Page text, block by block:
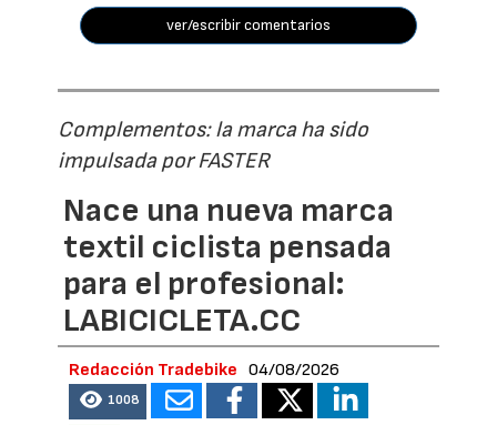
ver/escribir comentarios
Complementos: la marca ha sido
impulsada por FASTER
Nace una nueva marca
textil ciclista pensada
para el profesional:
LABICICLETA.CC
Redacción Tradebike 04/08/2026
1008